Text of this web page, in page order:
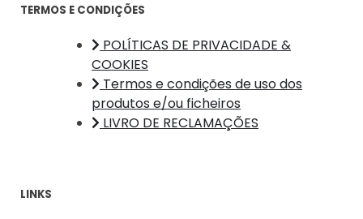
TERMOS E CONDIÇÕES
POLÍTICAS DE PRIVACIDADE &
COOKIES
Termos e condições de uso dos
produtos e/ou ficheiros
LIVRO DE RECLAMAÇÕES
LINKS